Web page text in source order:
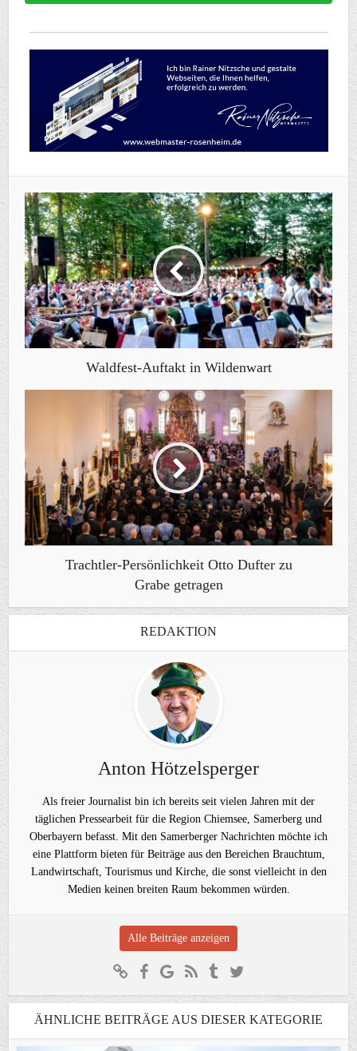
Waldfest-Auftakt in Wildenwart
Trachtler-Persönlichkeit Otto Dufter zu
Grabe getragen
REDAKTION
Anton Hötzelsperger
Als freier Journalist bin ich bereits seit vielen Jahren mit der
täglichen Pressearbeit für die Region Chiemsee, Samerberg und
Oberbayern befasst. Mit den Samerberger Nachrichten möchte ich
eine Plattform bieten für Beiträge aus den Bereichen Brauchtum,
Landwirtschaft, Tourismus und Kirche, die sonst vielleicht in den
Medien keinen breiten Raum bekommen würden.
Alle Beiträge anzeigen
ÄHNLICHE BEITRÄGE AUS DIESER KATEGORIE